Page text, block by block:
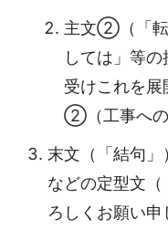
主文②（「転
しては」等
受けこれを
②（工事への
末文（「結句
などの定型文（
ろしくお願い